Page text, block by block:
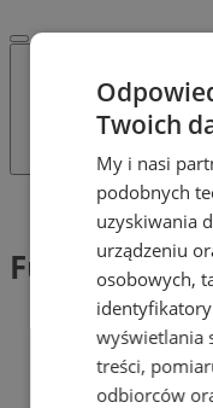
Tag: Fundacja
Fundacja
Twoich
My i nasi
podobnych
uzyskiwania
urządzeniu
osobowych,
wyświetlania
treści,
odbiorców